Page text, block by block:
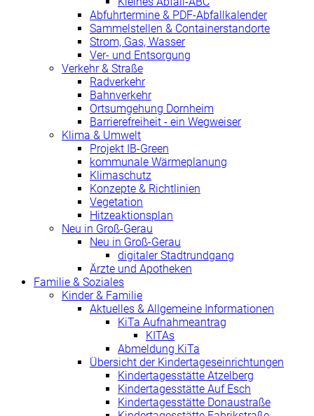
Abfuhrtermine & PDF-Abfallkalender
Sammelstellen & Containerstandorte
Strom, Gas, Wasser
Ver- und Entsorgung
Verkehr & Straße
Radverkehr
Bahnverkehr
Ortsumgehung Dornheim
Barrierefreiheit - ein Wegweiser
Klima & Umwelt
Projekt IB-Green
kommunale Wärmeplanung
Klimaschutz
Konzepte & Richtlinien
Vegetation
Hitzeaktionsplan
Neu in Groß-Gerau
Neu in Groß-Gerau
digitaler Stadtrundgang
Ärzte und Apotheken
Familie & Soziales
Kinder & Familie
Aktuelles & Allgemeine Informationen
KiTa Aufnahmeantrag
KITAs
Abmeldung KiTa
Übersicht der Kindertageseinrichtungen
Kindertagesstätte Atzelberg
Kindertagesstätte Auf Esch
Kindertagesstätte Donaustraße